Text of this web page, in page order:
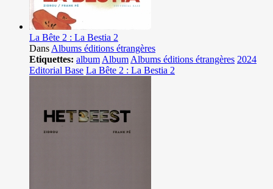
La Bête 2 : La Bestia 2
DansAlbums éditions étrangères
Etiquettes: albumAlbumAlbums éditions étrangères 2024
Editorial Base La Bête 2 : La Bestia 2